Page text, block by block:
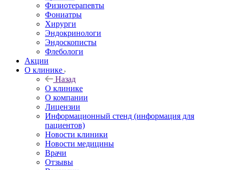
Физиотерапевты
Фониатры
Хирурги
Эндокринологи
Эндоскописты
Флебологи
Акции
О клинике
Назад
О клинике
О компании
Лицензии
Информационный стенд (информация для
пациентов)
Новости клиники
Новости медицины
Врачи
Отзывы